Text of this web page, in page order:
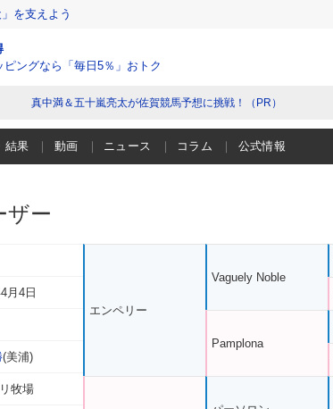
を支えよう
ピングなら「毎日5％」おトク
真中満＆五十嵐亮太が佐賀競馬予想に挑戦！（PR）
結果 動画 ニュース コラム 公式情報
ザー
月4日
(美浦)
牧場
エンペリー
Vaguely Noble
Pamplona